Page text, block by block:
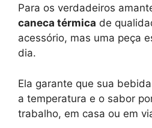
Para os verdadeiros
caneca térmica de
acessório, mas uma peça
dia.
Ela garante que sua
a temperatura e o sabor
trabalho, em casa ou em